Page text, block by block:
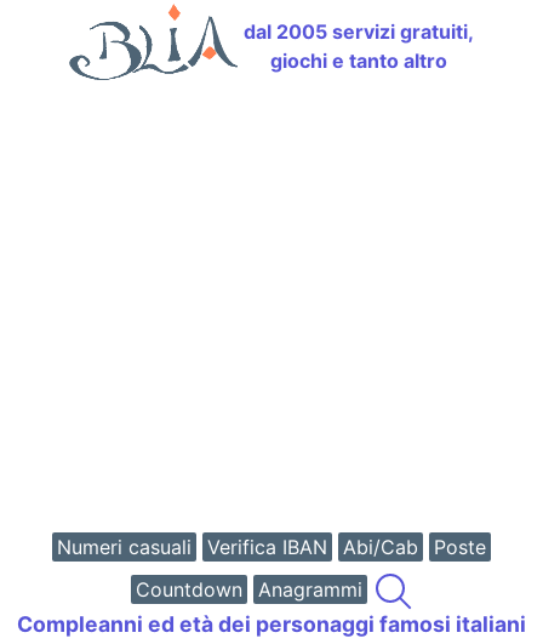
dal 2005 servizi gratuiti,
giochi e tanto altro
Numeri casuali Verifica IBAN Abi/Cab
Poste
Countdown
Anagrammi
Compleanni ed età dei personaggi famosi italiani